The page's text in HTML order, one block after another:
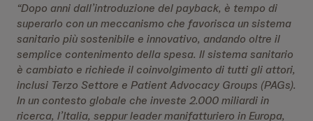
“Dopo anni dall’introduzione del payback, è tempo di
superarlo con un meccanismo che favorisca un sistema
sanitario più sostenibile e innovativo, andando oltre il
semplice contenimento della spesa. Il sistema sanitario
è cambiato e richiede il coinvolgimento di tutti gli attori,
inclusi Terzo Settore e Patient Advocacy Groups (PAGs).
In un contesto globale che investe 2.000 miliardi in
ricerca, l’Italia, seppur leader manifatturiero in Europa,